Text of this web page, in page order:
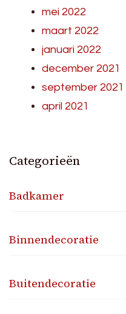
mei 2022
maart 2022
januari 2022
december 2021
september 2021
april 2021
Categorieën
Badkamer
Binnendecoratie
Buitendecoratie